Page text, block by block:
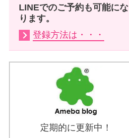
LINEでのご予約も可能にな
ります。
登録方法は・・・
定期的に更新中！